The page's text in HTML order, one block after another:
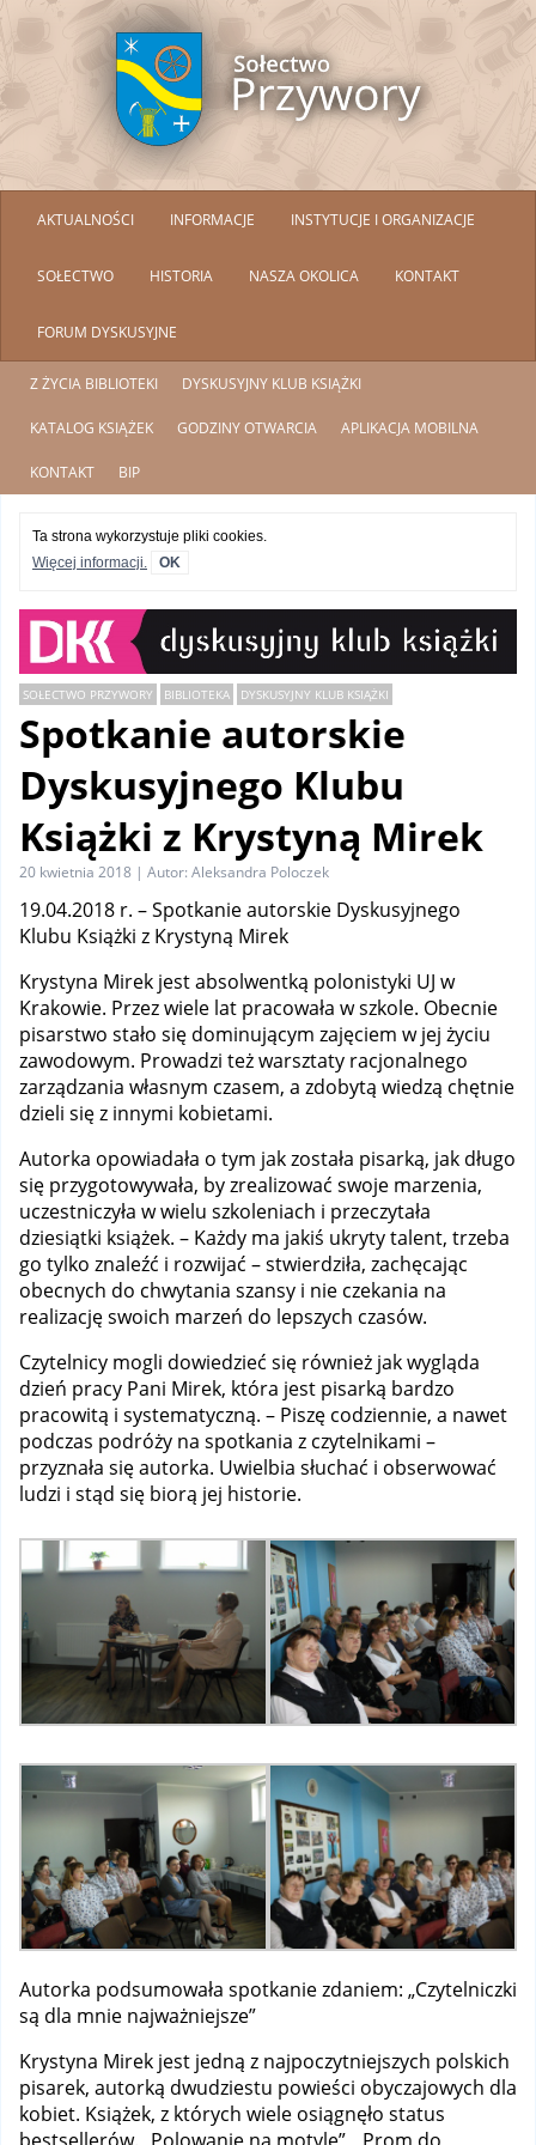
AKTUALNOŚCI INFORMACJE INSTYTUCJE I ORGANIZACJE
SOŁECTWO HISTORIA NASZA OKOLICA KONTAKT
FORUM DYSKUSYJNE
Z ŻYCIA BIBLIOTEKI DYSKUSYJNY KLUB KSIĄŻKI
KATALOG KSIĄŻEK GODZINY OTWARCIA APLIKACJA MOBILNA
KONTAKT BIP
Ta strona wykorzystuje pliki cookies.
Więcej informacji.
OK
SOŁECTWO PRZYWORY BIBLIOTEKA DYSKUSYJNY KLUB KSIĄŻKI
Spotkanie autorskie
Dyskusyjnego Klubu
Książki z Krystyną Mirek
20 kwietnia 2018 | Autor: Aleksandra Poloczek
19.04.2018 r. – Spotkanie autorskie Dyskusyjnego
Klubu Książki z Krystyną Mirek
Krystyna Mirek jest absolwentką polonistyki UJ w
Krakowie. Przez wiele lat pracowała w szkole. Obecnie
pisarstwo stało się dominującym zajęciem w jej życiu
zawodowym. Prowadzi też warsztaty racjonalnego
zarządzania własnym czasem, a zdobytą wiedzą chętnie
dzieli się z innymi kobietami.
Autorka opowiadała o tym jak została pisarką, jak długo
się przygotowywała, by zrealizować swoje marzenia,
uczestniczyła w wielu szkoleniach i przeczytała
dziesiątki książek. – Każdy ma jakiś ukryty talent, trzeba
go tylko znaleźć i rozwijać – stwierdziła, zachęcając
obecnych do chwytania szansy i nie czekania na
realizację swoich marzeń do lepszych czasów.
Czytelnicy mogli dowiedzieć się również jak wygląda
dzień pracy Pani Mirek, która jest pisarką bardzo
pracowitą i systematyczną. – Piszę codziennie, a nawet
podczas podróży na spotkania z czytelnikami –
przyznała się autorka. Uwielbia słuchać i obserwować
ludzi i stąd się biorą jej historie.
Autorka podsumowała spotkanie zdaniem: „Czytelniczki
są dla mnie najważniejsze”
Krystyna Mirek jest jedną z najpoczytniejszych polskich
pisarek, autorką dwudziestu powieści obyczajowych dla
kobiet. Książek, z których wiele osiągnęło status